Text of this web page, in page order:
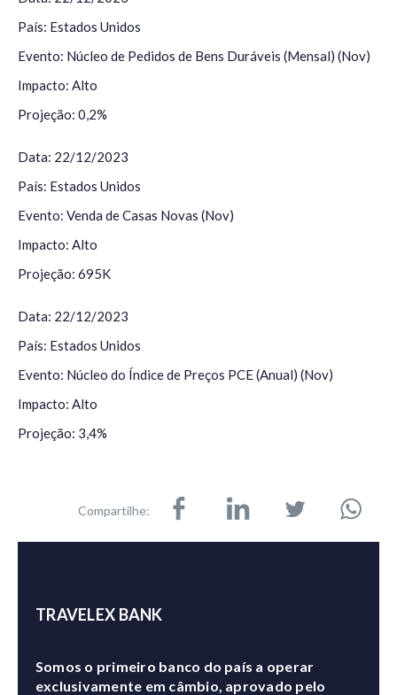
País: Estados Unidos
Evento: Núcleo de Pedidos de Bens Duráveis (Mensal) (Nov)
Impacto: Alto
Projeção: 0,2%
Data: 22/12/2023
País: Estados Unidos
Evento: Venda de Casas Novas (Nov)
Impacto: Alto
Projeção: 695K
Data: 22/12/2023
País: Estados Unidos
Evento: Núcleo do Índice de Preços PCE (Anual) (Nov)
Impacto: Alto
Projeção: 3,4%
Compartilhe:
TRAVELEX BANK
Somos o primeiro banco do país a operar
exclusivamente em câmbio, aprovado pelo